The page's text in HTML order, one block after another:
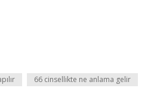
66 cinsellikte ne anlama gelir